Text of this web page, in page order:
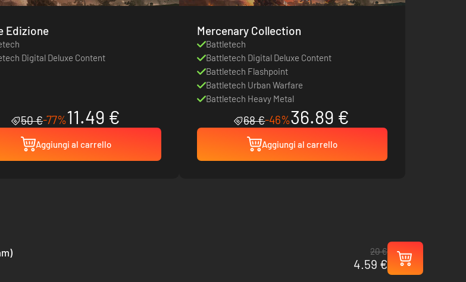
Edizione
Digital Deluxe Content
50 €-77%11.49 €
Aggiungi al carrello
Mercenary Collection
Battletech
Battletech Digital Deluxe Content
Battletech Flashpoint
Battletech Urban Warfare
Battletech Heavy Metal
68 €-46%36.89 €
Aggiungi al carrello
20 €
4.59 €